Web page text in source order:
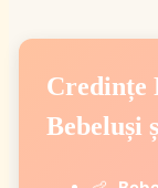
Credințe
Bebeluși